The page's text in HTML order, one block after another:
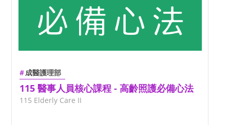
成醫護理部
115 醫事人員核心課程 - 高齡照護必備心法
115 Elderly Care II